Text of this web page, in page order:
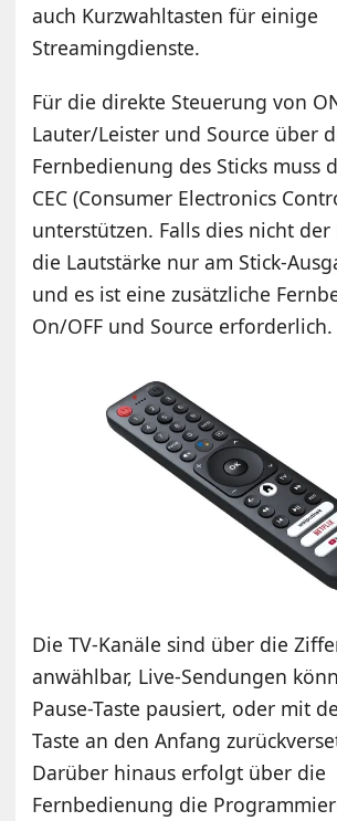
auch Kurzwahltasten für einige
Streamingdienste.
Für die direkte Steuerung von
Lauter/Leister und Source über
Fernbedienung des Sticks muss
CEC (Consumer Electronics
unterstützen. Falls dies nicht
die Lautstärke nur am Stick-
und es ist eine zusätzliche
On/OFF und Source erforderlich.
Die TV-Kanäle sind über die
anwählbar, Live-Sendungen
Pause-Taste pausiert, oder mit
Taste an den Anfang
Darüber hinaus erfolgt über die
Fernbedienung die